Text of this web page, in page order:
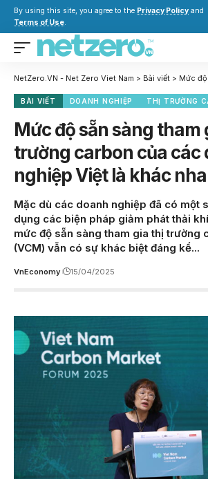
By using this site, you agree to the Privacy Policy and
Terms of Use.
NetZero.VN - Net Zero Viet Nam > Bài viết > Mức độ sẵn sàng
BÀI VIẾT DOANH NGHIỆP THỊ TRƯỜNG
Mức độ sẵn sàng tham
trường carbon của các
nghiệp Việt là khác
Mặc dù các doanh nghiệp đã có một
dụng các biện pháp giảm phát thải
mức độ sẵn sàng tham gia thị trường
(VCM) vẫn có sự khác biệt đáng kể...
VnEconomy 15/04/2025